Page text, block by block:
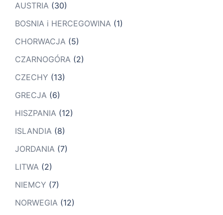
AUSTRIA (30)
BOSNIA i HERCEGOWINA (1)
CHORWACJA (5)
CZARNOGÓRA (2)
CZECHY (13)
GRECJA (6)
HISZPANIA (12)
ISLANDIA (8)
JORDANIA (7)
LITWA (2)
NIEMCY (7)
NORWEGIA (12)